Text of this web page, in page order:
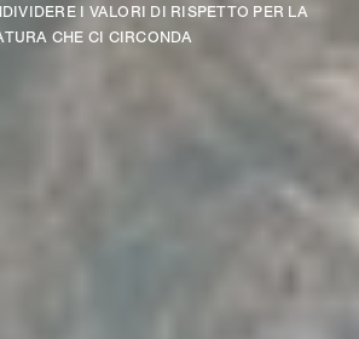
I VALORI DI RISPETTO PER LA
CHE CI CIRCONDA